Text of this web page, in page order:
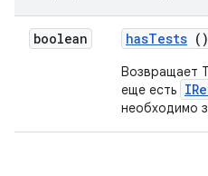
boolean hasTests ()
Возвращает
еще есть
необходимо